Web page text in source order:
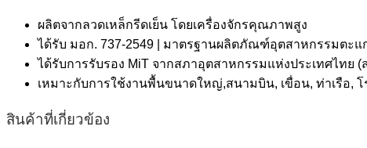
ผลิตจากลวดเหล็กรีดเย็น โดยเครื่องจักรคุณภาพสูง
ได้รับ มอก. 737-2549 | มาตรฐานผลิตภัณฑ์อุตสาหกรรมตะแ
ได้รับการรับรอง MiT จากสภาอุตสาหกรรมแห่งประเทศไทย (
เหมาะกับการใช้งานพื้นขนาดใหญ่,สนามบิน, เขื่อน, ท่าเรือ,
สินค้าที่เกี่ยวข้อง